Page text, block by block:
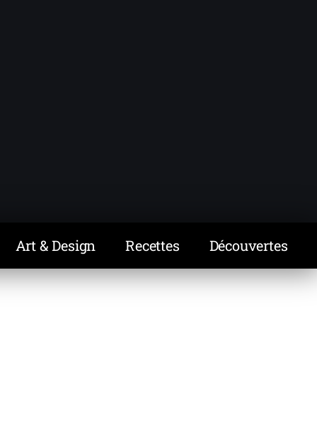
Art & Design Recettes Découvertes